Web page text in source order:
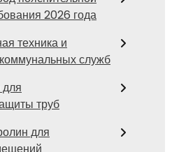
2026 года
техника и
служб
труб
для